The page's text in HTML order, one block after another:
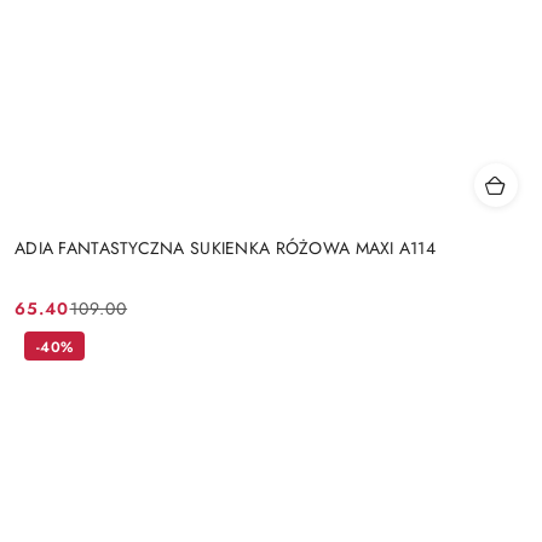
ADIA FANTASTYCZNA SUKIENKA RÓŻOWA MAXI A114
Cena
promocyjna:
65.40
Cena
przed
109.00
-40%